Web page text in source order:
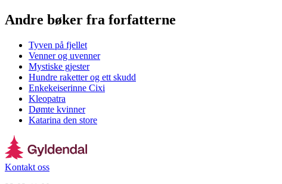
Andre bøker fra forfatterne
Tyven på fjellet
Venner og uvenner
Mystiske gjester
Hundre raketter og ett skudd
Enkekeiserinne Cixi
Kleopatra
Dømte kvinner
Katarina den store
Kontakt oss